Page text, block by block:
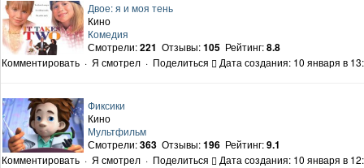
Двое: я и моя тень
Кино
Комедия
Смотрели:221 Отзывы:105 Рейтинг:8.8
Комментировать · Я смотрел · Поделиться Дата создания: 10 января в
Фиксики
Кино
Мультфильм
Смотрели:363 Отзывы:196 Рейтинг:9.1
Комментировать · Я смотрел · Поделиться Дата создания: 10 января в